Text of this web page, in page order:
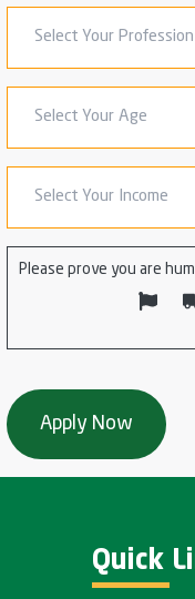
Please prove you are
Quick